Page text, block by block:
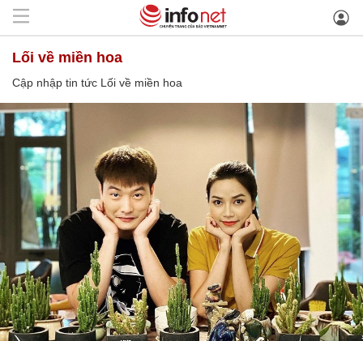
Lối về miền hoa
Cập nhập tin tức Lối về miền hoa